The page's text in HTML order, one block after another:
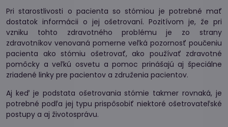
Pri starostlivosti o pacienta so stómiou je potrebné mať
dostatok informácii o jej ošetrovaní. Pozitívom je, že pri
vzniku tohto zdravotného problému je zo strany
zdravotníkov venovaná pomerne veľká pozornosť poučeniu
pacienta ako stómiu ošetrovať, ako používať zdravotné
pomôcky a veľkú osvetu a pomoc prinášajú aj špeciálne
zriadené linky pre pacientov a združenia pacientov.
Aj keď je podstata ošetrovania stómie takmer rovnaká, je
potrebné podľa jej typu prispôsobiť niektoré ošetrovateľské
postupy a aj životosprávu.